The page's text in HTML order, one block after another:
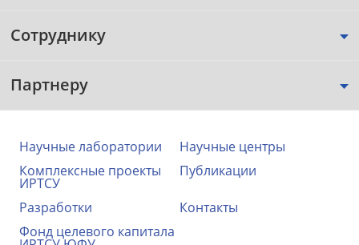
Сотруднику
Партнеру
Научные лаборатории
Научные центры
Комплексные проекты
ИРТСУ
Публикации
Разработки
Контакты
Фонд целевого капитала